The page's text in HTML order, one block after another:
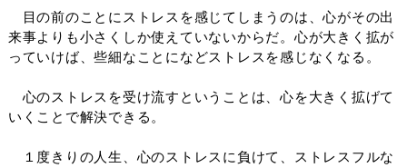
目の前のことにストレスを感じてしまうのは、心がその出
来事よりも小さくしか使えていないからだ。心が大きく拡が
っていけば、些細なことになどストレスを感じなくなる。
心のストレスを受け流すということは、心を大きく拡げて
いくことで解決できる。
１度きりの人生、心のストレスに負けて、ストレスフルな